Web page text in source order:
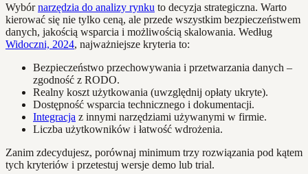
Wybórnarzędzia do analizy rynku to decyzja strategiczna. Warto
kierować się nie tylko ceną, ale przede wszystkim bezpieczeństwem
danych, jakością wsparcia i możliwością skalowania. Według
Widoczni, 2024, najważniejsze kryteria to:
Bezpieczeństwo przechowywania i przetwarzania danych –
zgodność z RODO.
Realny koszt użytkowania (uwzględnij opłaty ukryte).
Dostępność wsparcia technicznego i dokumentacji.
Integracja z innymi narzędziami używanymi w firmie.
Liczba użytkowników i łatwość wdrożenia.
Zanim zdecydujesz, porównaj minimum trzy rozwiązania pod kątem
tych kryteriów i przetestuj wersje demo lub trial.